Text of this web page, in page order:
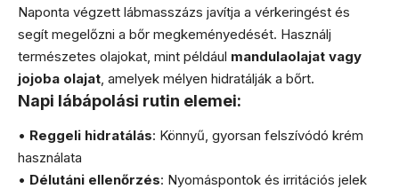
Naponta végzett lábmasszázs javítja a vérkeringést és
segít megelőzni a bőr megkeményedését. Használj
természetes olajokat, mint például mandulaolajat vagy
jojoba olajat, amelyek mélyen hidratálják a bőrt.
Napi lábápolási rutin elemei:
• Reggeli hidratálás: Könnyű, gyorsan felszívódó krém
használata
• Délutáni ellenőrzés: Nyomáspontok és irritációs jelek